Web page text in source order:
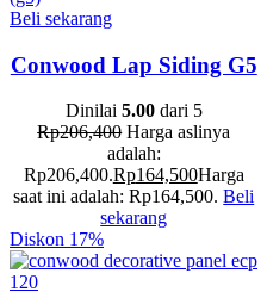
Beli sekarang
Conwood Lap Siding G5
Dinilai 5.00dari 5
Rp206,400 Harga aslinya
adalah:
Rp206,400.Rp164,500Harga
saat ini adalah: Rp164,500. Beli
sekarang
Diskon 17%